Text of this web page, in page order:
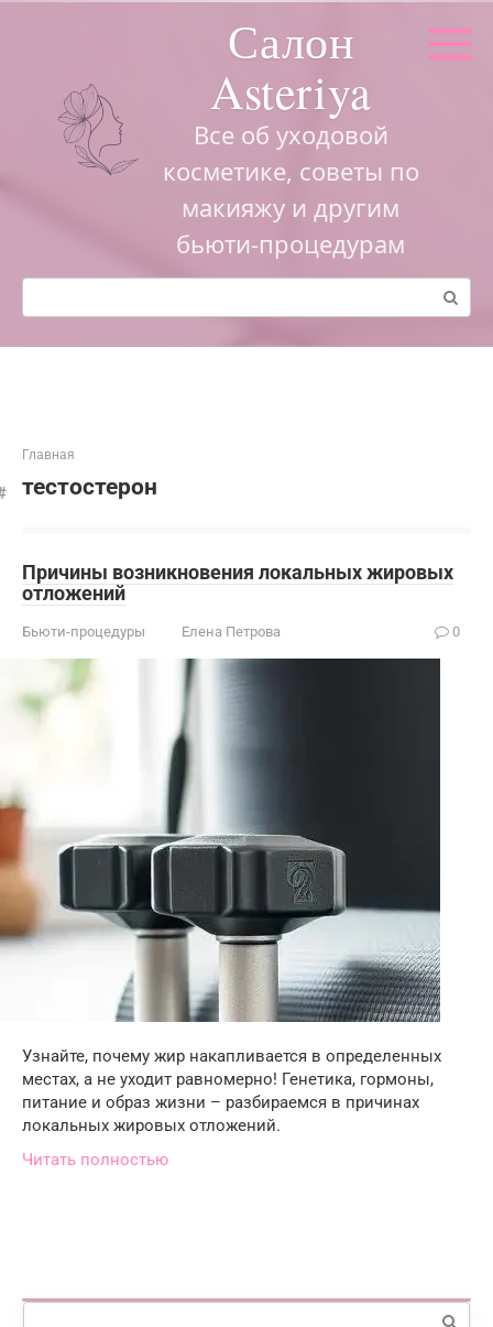
Салон
Asteriya
Все об уходовой
косметике, советы по
макияжу и другим
бьюти-процедурам
Поиск:
Главная
тестостерон
Причины возникновения локальных жировых
отложений
Бьюти-процедуры Елена Петрова 0
Узнайте, почему жир накапливается в определенных
местах, а не уходит равномерно! Генетика, гормоны,
питание и образ жизни – разбираемся в причинах
локальных жировых отложений.
Читать полностью
Поиск: